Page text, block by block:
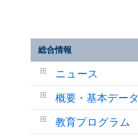
総合情報
ニュース
概要・基本データ
教育プログラム